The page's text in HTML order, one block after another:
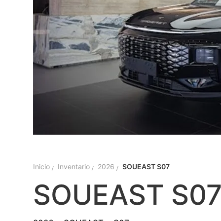
Inicio Inventario 2026 SOUEAST S07
SOUEAST